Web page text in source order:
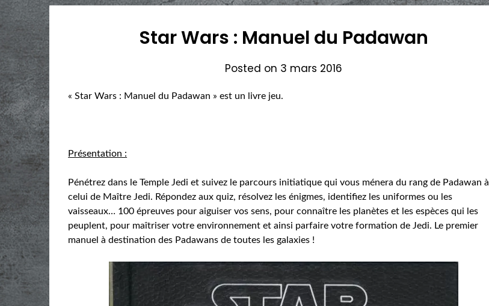
Star Wars : Manuel du Padawan
Posted on 3 mars 2016
« Star Wars : Manuel du Padawan » est un livre jeu.
Présentation :
Pénétrez dans le Temple Jedi et suivez le parcours initiatique qui vous ménera du rang de Padawan à
celui de Maître Jedi. Répondez aux quiz, résolvez les énigmes, identifiez les uniformes ou les
vaisseaux… 100 épreuves pour aiguiser vos sens, pour connaître les planètes et les espèces qui les
peuplent, pour maîtriser votre environnement et ainsi parfaire votre formation de Jedi. Le premier
manuel à destination des Padawans de toutes les galaxies !